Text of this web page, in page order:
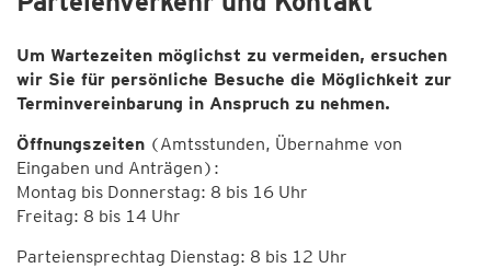
Um Wartezeiten möglichst zu vermeiden, ersuchen
wir Sie für persönliche Besuche die Möglichkeit zur
Terminvereinbarung in Anspruch zu nehmen.
Öffnungszeiten (Amtsstunden, Übernahme von
Eingaben und Anträgen):
Montag bis Donnerstag: 8 bis 16 Uhr
Freitag: 8 bis 14 Uhr
Parteiensprechtag Dienstag: 8 bis 12 Uhr